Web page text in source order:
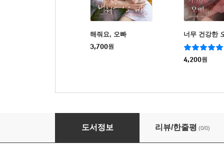
해줘요, 오빠
3,700원
너무 건강한
4,200원
해줘요, 오빠 1권
도서정보 리뷰/한줄평 (0/0)